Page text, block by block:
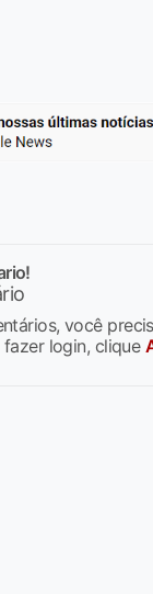
você
fazer login, clique